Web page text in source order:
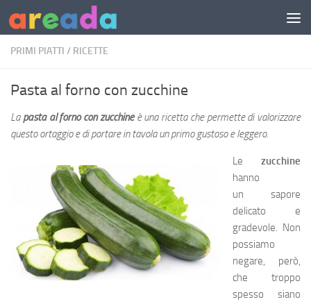
Sotto il contenuto
PRIMI PIATTI / RICETTE
Pasta al forno con zucchine
La pasta al forno con zucchineè una ricetta che permette di valorizzare
questo ortaggio e di portare in tavola un primo gustoso e leggero.
Le zucchine
hanno
un sapore
delicato e
gradevole. Non
possiamo
negare, però,
che troppo
spesso siano